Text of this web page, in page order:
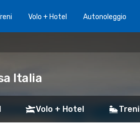
Volo + Hotel Autonoleggio
Italia
Volo + Hotel Treni